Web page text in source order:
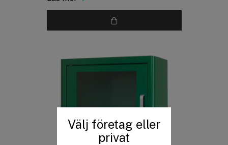
Välj företag eller
privat